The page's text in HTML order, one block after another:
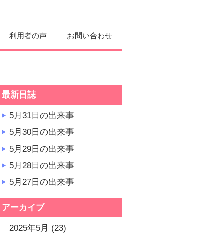
利用者の声 お問い合わせ
最新日誌
5月31日の出来事
5月30日の出来事
5月29日の出来事
5月28日の出来事
5月27日の出来事
アーカイブ
2025年5月 (23)